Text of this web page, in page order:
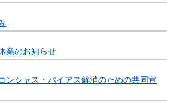
業のお知らせ
ンシャス・バイアス解消のための共同宣